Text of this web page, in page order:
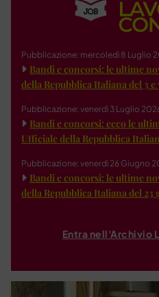
Pubblicazione: mercoledì 8 Luglio
Bandi e concorsi: le ultime
della Repubblica Italiana del 3 e
Pubblicazione: venerdì 3 Luglio
Bandi e concorsi: ecco le
Ufficiale della Repubblica
Pubblicazione: venerdì 26 Giugno
Bandi e concorsi: le ultime
della Repubblica Italiana del 23
Entra nell'Archivio